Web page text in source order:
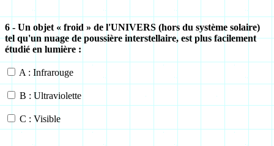
6 - Un objet « froid » de l'UNIVERS (hors du système solaire)
tel qu'un nuage de poussière interstellaire, est plus facilement
étudié en lumière :
A : Infrarouge
B : Ultraviolette
C : Visible